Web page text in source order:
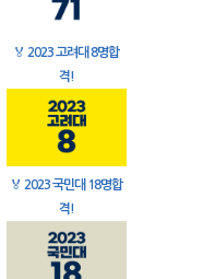
🏅 2023 고려대 8명합
격!
🏅 2023 국민대 18명합
격!